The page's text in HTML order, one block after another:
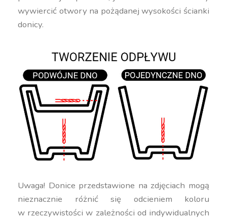
wywiercić otwory na pożądanej wysokości ścianki
donicy.
Uwaga! Donice przedstawione na zdjęciach mogą
nieznacznie różnić się odcieniem koloru
w rzeczywistości w zależności od indywidualnych